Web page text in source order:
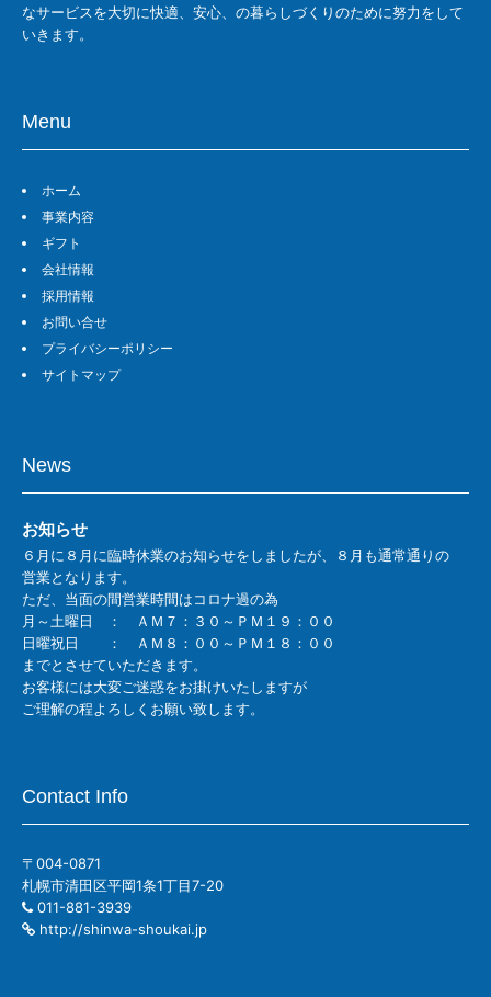
なサービスを大切に快適、安心、の暮らしづくりのために努力をして
いきます。
Menu
ホーム
事業内容
ギフト
会社情報
採用情報
お問い合せ
プライバシーポリシー
サイトマップ
News
お知らせ
６月に８月に臨時休業のお知らせをしましたが、８月も通常通りの
営業となります。
ただ、当面の間営業時間はコロナ過の為
月～土曜日 ： ＡＭ７：３０～ＰＭ１９：００
日曜祝日 ： ＡＭ８：００～ＰＭ１８：００
までとさせていただきます。
お客様には大変ご迷惑をお掛けいたしますが
ご理解の程よろしくお願い致します。
Contact Info
〒004-0871
札幌市清田区平岡1条1丁目7-20
011-881-3939
http://shinwa-shoukai.jp